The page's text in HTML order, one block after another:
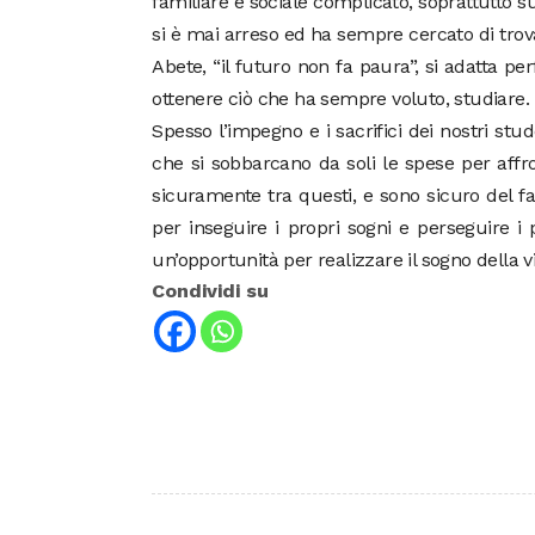
si è mai arreso ed ha sempre cercato di
Abete, “il futuro non fa paura”, si adatta
ottenere ciò che ha sempre voluto, studiare.
Spesso l’impegno e i sacrifici dei nostri
che si sobbarcano da soli le spese per
sicuramente tra questi, e sono sicuro del
per inseguire i propri sogni e perseguire
un’opportunità per realizzare il sogno della
Condividi su